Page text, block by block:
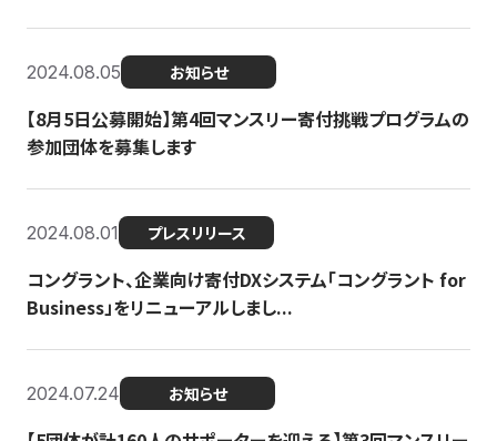
2024.08.05 お知らせ
【8月5日公募開始】第4回マンスリー寄付挑戦プログラムの
参加団体を募集します
2024.08.01 プレスリリース
コングラント、企業向け寄付DXシステム「コングラント for
Business」をリニューアルしまし...
2024.07.24 お知らせ